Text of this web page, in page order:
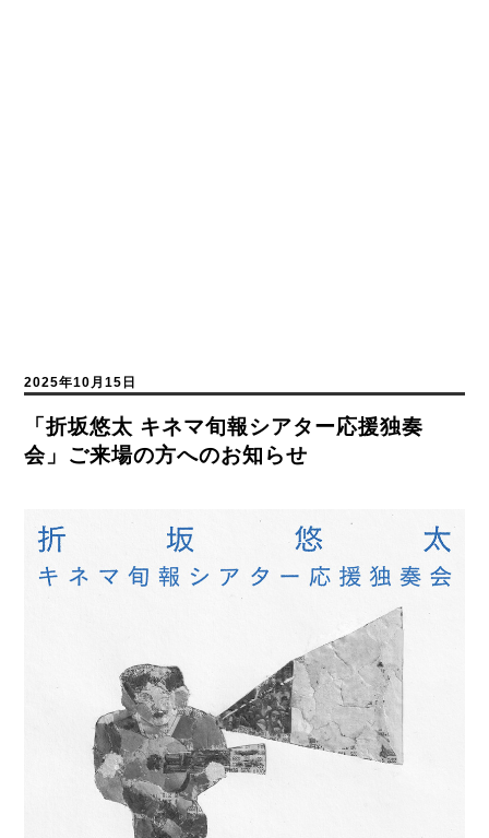
2025年10月15日
「折坂悠太 キネマ旬報シアター応援独奏
会」ご来場の方へのお知らせ